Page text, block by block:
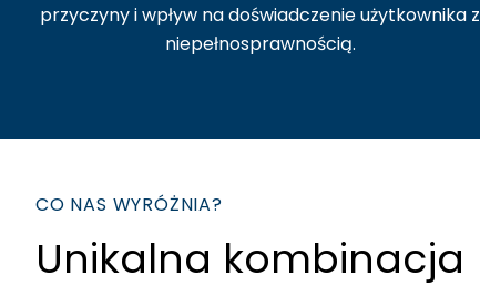
przyczyny i wpływ na doświadczenie użytkownika z
niepełnosprawnością.
CO NAS WYRÓŻNIA?
Unikalna kombinacja